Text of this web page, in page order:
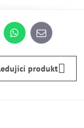
WhatsApp
E-
mail
produkt